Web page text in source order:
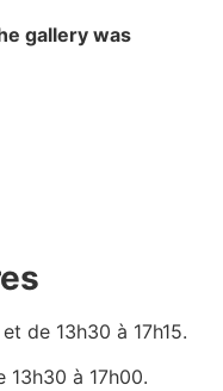
gallery was
de 13h30 à 17h15.
13h30 à 17h00.